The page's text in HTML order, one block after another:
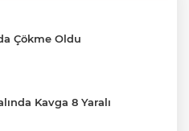
Çökme Oldu
Kavga 8 Yaralı